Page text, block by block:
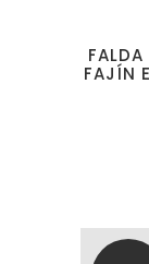
FAJÍN